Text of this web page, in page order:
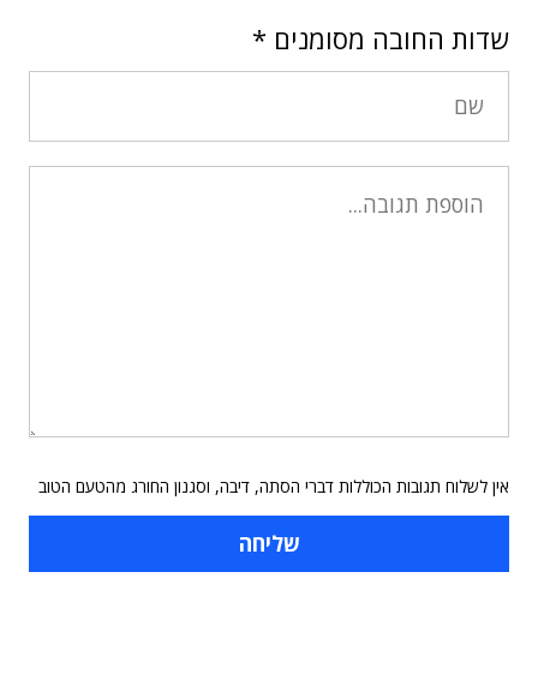
שדות החובה מסומנים *
אין לשלוח תגובות הכוללות דברי הסתה, דיבה, וסגנון החורג מהטעם הטוב